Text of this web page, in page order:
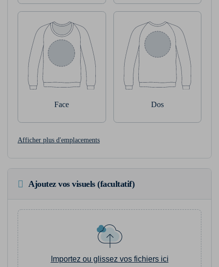
Face Dos
Afficher plus d'emplacements
Ajoutez vos visuels (facultatif)
Importez ou glissez vos fichiers ici